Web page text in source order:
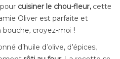
cuisiner le chou-fleur, cette
Oliver est parfaite et
bouche, croyez-moi !
d’huile d’olive, d’épices,